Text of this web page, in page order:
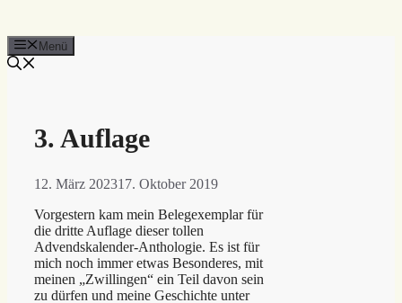
Menü
3. Auflage
12. März 202317. Oktober 2019
Vorgestern kam mein Belegexemplar für
die dritte Auflage dieser tollen
Advendskalender-Anthologie. Es ist für
mich noch immer etwas Besonderes, mit
meinen „Zwillingen“ ein Teil davon sein
zu dürfen und meine Geschichte unter